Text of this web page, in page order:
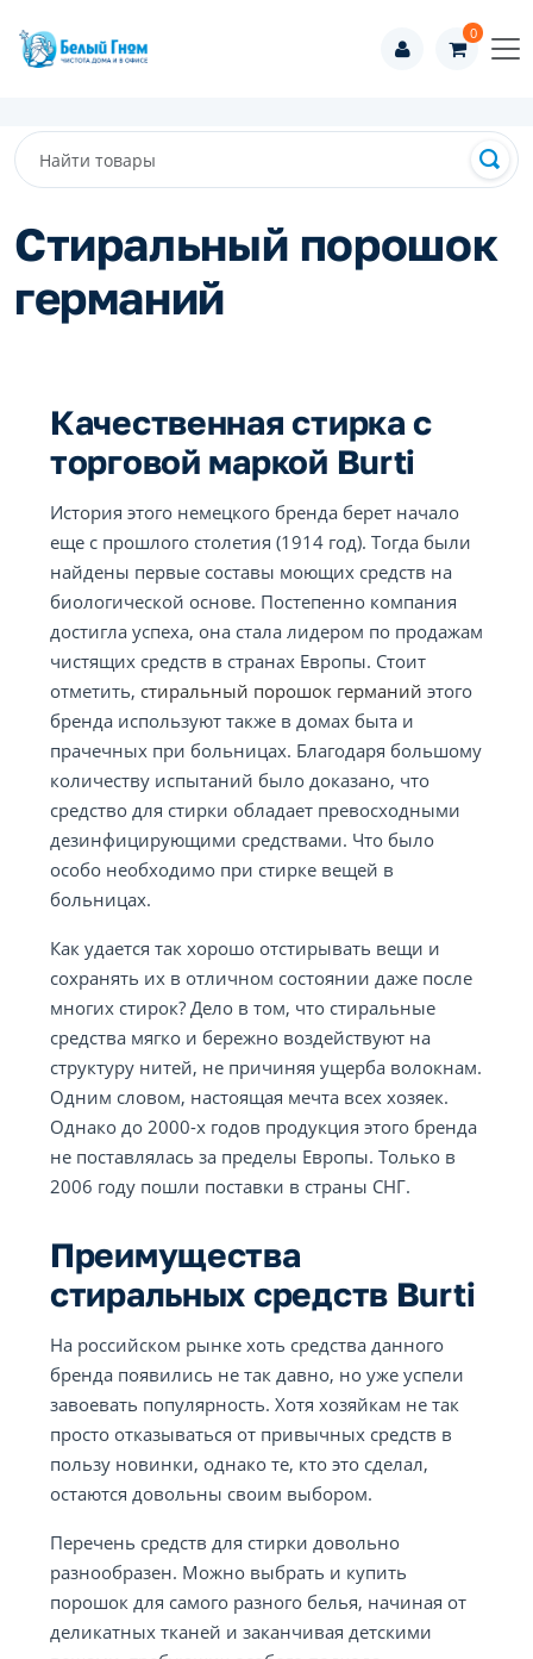
0
Стиральный порошок
германий
Качественная стирка с
торговой маркой Burti
История этого немецкого бренда берет начало
еще с прошлого столетия (1914 год). Тогда были
найдены первые составы моющих средств на
биологической основе. Постепенно компания
достигла успеха, она стала лидером по продажам
чистящих средств в странах Европы. Стоит
отметить, стиральный порошок германий этого
бренда используют также в домах быта и
прачечных при больницах. Благодаря большому
количеству испытаний было доказано, что
средство для стирки обладает превосходными
дезинфицирующими средствами. Что было
особо необходимо при стирке вещей в
больницах.
Как удается так хорошо отстирывать вещи и
сохранять их в отличном состоянии даже после
многих стирок? Дело в том, что стиральные
средства мягко и бережно воздействуют на
структуру нитей, не причиняя ущерба волокнам.
Одним словом, настоящая мечта всех хозяек.
Однако до 2000-х годов продукция этого бренда
не поставлялась за пределы Европы. Только в
2006 году пошли поставки в страны СНГ.
Преимущества
стиральных средств Burti
На российском рынке хоть средства данного
бренда появились не так давно, но уже успели
завоевать популярность. Хотя хозяйкам не так
просто отказываться от привычных средств в
пользу новинки, однако те, кто это сделал,
остаются довольны своим выбором.
Перечень средств для стирки довольно
разнообразен. Можно выбрать и купить
порошок для самого разного белья, начиная от
деликатных тканей и заканчивая детскими